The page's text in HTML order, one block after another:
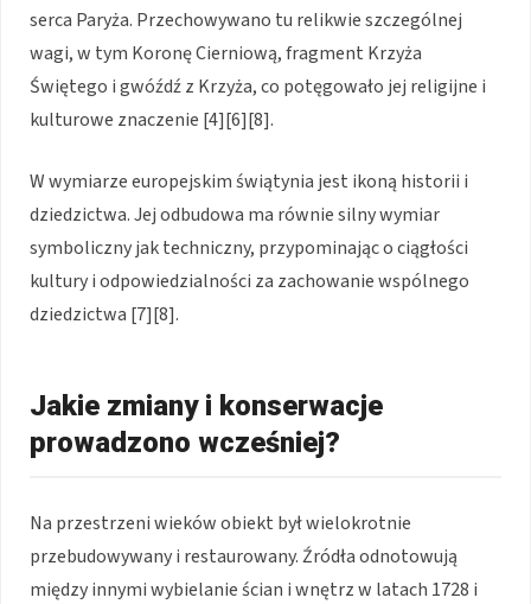
serca Paryża. Przechowywano tu relikwie szczególnej
wagi, w tym Koronę Cierniową, fragment Krzyża
Świętego i gwóźdź z Krzyża, co potęgowało jej religijne i
kulturowe znaczenie [4][6][8].
W wymiarze europejskim świątynia jest ikoną historii i
dziedzictwa. Jej odbudowa ma równie silny wymiar
symboliczny jak techniczny, przypominając o ciągłości
kultury i odpowiedzialności za zachowanie wspólnego
dziedzictwa [7][8].
Jakie zmiany i konserwacje
prowadzono wcześniej?
Na przestrzeni wieków obiekt był wielokrotnie
przebudowywany i restaurowany. Źródła odnotowują
między innymi wybielanie ścian i wnętrz w latach 1728 i